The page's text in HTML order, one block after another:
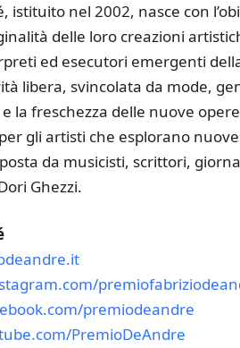
istituito nel 2002, nasce con
delle loro creazioni
ed esecutori emergenti
libera, svincolata da mode,
la freschezza delle nuove
gli artisti che esplorano
da musicisti, scrittori,
Ghezzi.
premiodeandre
PremioDeAndre